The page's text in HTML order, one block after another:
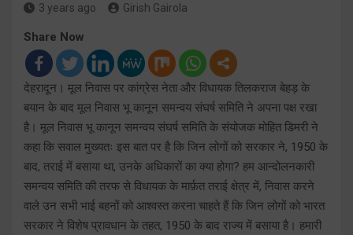
3 years ago Girish Gairola
Share Now
देहरादून। मूल निवास पर कांग्रेस नेता और विधायक तिलकराज बेहड़ के
बयान के बाद मूल निवास भू कानून समन्वय संघर्ष समिति ने अपना पक्ष रखा
है। मूल निवास भू कानून समन्वय संघर्ष समिति के संयोजक मोहित डिमरी ने
कहा कि सवाल मुख्यतः इस बात पर है कि जिन लोगों को सरकार ने, 1950 के
बाद, तराई में बसाया था, उनके अधिकारों का क्या होगा? हम आन्दोलनकारी
समन्वय समिति की तरफ से विधायक के मार्फ़त तराई क्षेत्र में, निवास करने
वाले उन सभी भाई बहनों को आश्वस्त करना चाहते हैं कि जिन लोगों को भारत
सरकार ने विशेष प्रावधान के तहत, 1950 के बाद राज्य में बसाया है। हमारी